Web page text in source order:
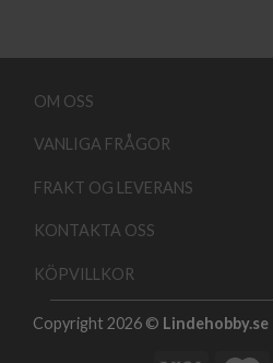
OM OSS
VANLIGA FRÅGOR
FRAKT OG LEVERANS
KONTAKTA OSS
KÖPVILLKOR
Copyright 2026 © Lindehobby.se